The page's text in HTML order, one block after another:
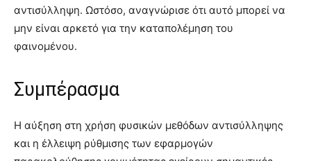
αντισύλληψη. Ωστόσο, αναγνώρισε ότι αυτό μπορεί να
μην είναι αρκετό για την καταπολέμηση του
φαινομένου.
Συμπέρασμα
Η αύξηση στη χρήση φυσικών μεθόδων αντισύλληψης
και η έλλειψη ρύθμισης των εφαρμογών